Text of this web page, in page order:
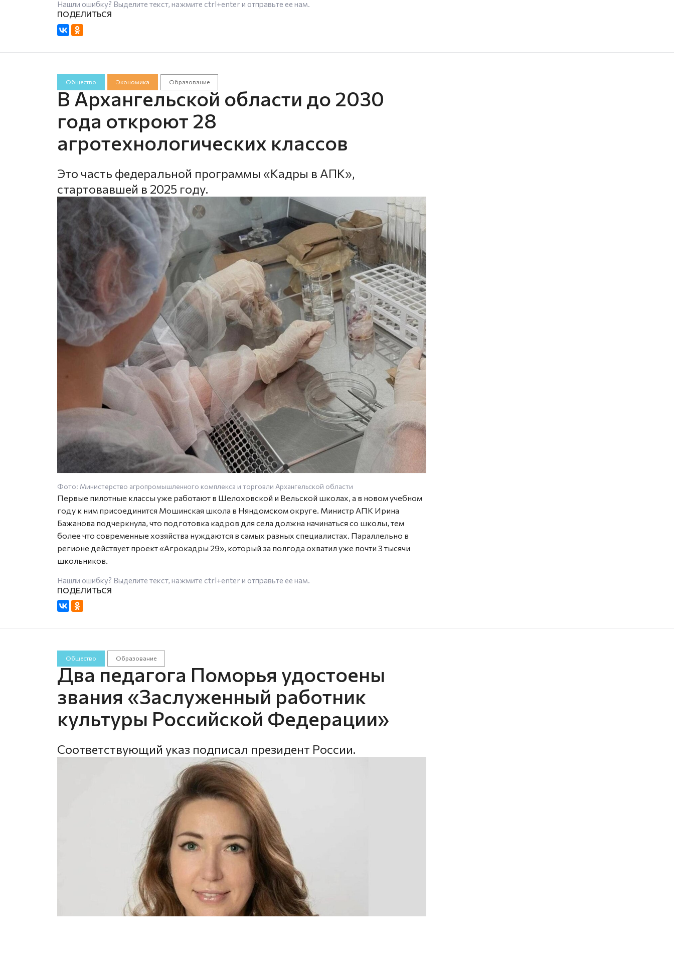
Нашли ошибку? Выделите текст, нажмите ctrl+enterи отправьте ее нам.
Общество Экономика Образование
В Архангельской области до 2030
года откроют 28
агротехнологических классов
Это часть федеральной программы «Кадры в АПК»,
стартовавшей в 2025 году.
Фото: Министерство агропромышленного комплекса и торговли Архангельской области
Первые пилотные классы уже работают в Шелоховской и Вельской школах, а в новом учебном
году к ним присоединится Мошинская школа в Няндомском округе. Министр АПК Ирина
Бажанова подчеркнула, что подготовка кадров для села должна начинаться со школы, тем
более что современные хозяйства нуждаются в самых разных специалистах. Параллельно в
регионе действует проект «Агрокадры 29», который за полгода охватил уже почти 3 тысячи
школьников.
Нашли ошибку? Выделите текст, нажмите ctrl+enterи отправьте ее нам.
Общество Образование
Два педагога Поморья удостоены
звания «Заслуженный работник
культуры Российской Федерации»
Соответствующий указ подписал президент России.